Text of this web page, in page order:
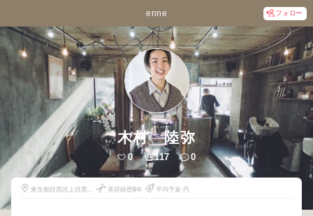
enne フォロー
木村 陸弥
0 117 0
東京都目黒区上目黒2
美容師歴0年 平均予算-円